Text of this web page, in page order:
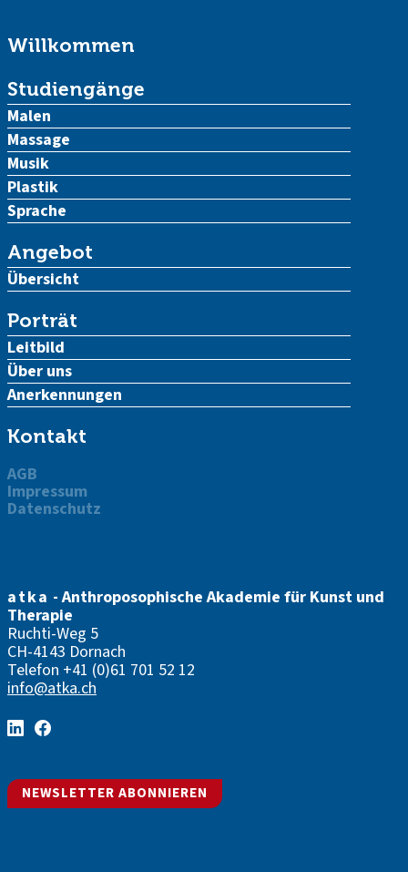
Willkommen
Studiengänge
Malen
Massage
Musik
Plastik
Sprache
Angebot
Übersicht
Porträt
Leitbild
Über uns
Anerkennungen
Kontakt
AGB
Impressum
Datenschutz
atka - Anthroposophische Akademie für Kunst und
Therapie
Ruchti-Weg 5
CH-4143 Dornach
Telefon +41 (0)61 701 52 12
info@atka.ch
NEWSLETTER ABONNIEREN